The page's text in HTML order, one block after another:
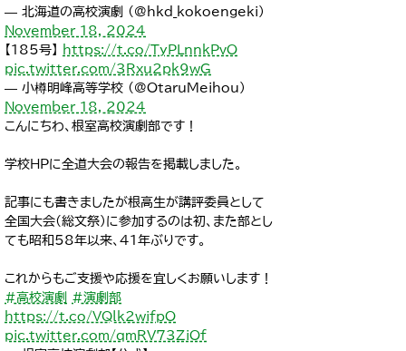
— 北海道の高校演劇 (@hkd_kokoengeki)
November 18, 2024
【185号】
https://t.co/TyPLnnkPvO
pic.twitter.com/3Rxu2pk9wG
— 小樽明峰高等学校 (@OtaruMeihou)
November 18, 2024
こんにちわ、根室高校演劇部です！
学校HPに全道大会の報告を掲載しました。
記事にも書きましたが根高生が講評委員として
全国大会(総文祭)に参加するのは初、また部とし
ても昭和58年以来、41年ぶりです。
これからもご支援や応援を宜しくお願いします！
#高校演劇
#演劇部
https://t.co/VQlk2wifpO
pic.twitter.com/qmRV73ZiOf